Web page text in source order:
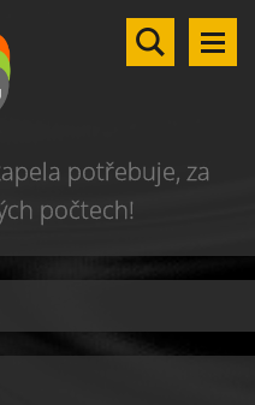
potřebuje, za
počtech!